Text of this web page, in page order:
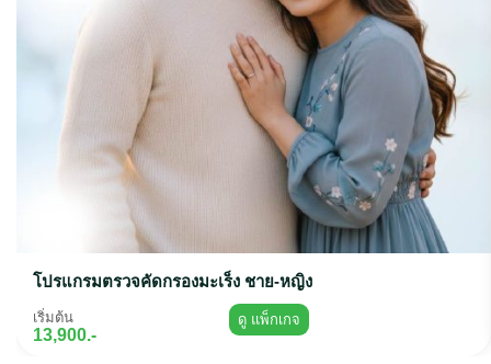
โปรแกรมตรวจคัดกรองมะเร็ง ชาย-หญิง
เริ่มต้น
13,900.-
ดู แพ็กเกจ